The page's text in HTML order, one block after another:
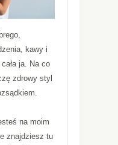
kawy i
ja. Na co
zdrowy styl
na moim
znajdziesz tu